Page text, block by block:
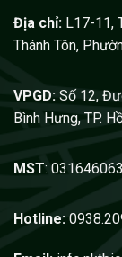
Địa chỉ: L17-11,
Thánh Tôn,
VPGD: Số 12,
Bình Hưng, TP.
MST:
Hotline: